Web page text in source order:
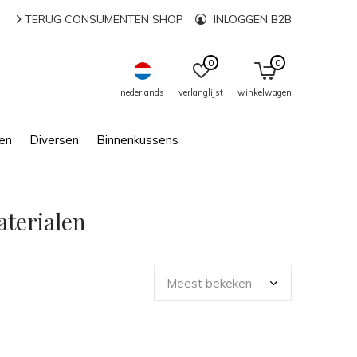
Diversen Binnenkussens
nederlands verlanglijst
0
winkelwagen
0
TERUG CONSUMENTEN SHOP INLOGGEN B2B